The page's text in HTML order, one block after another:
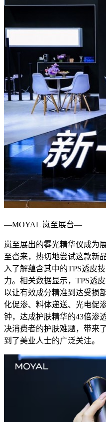
—MOYAL 岚至展台—
岚至展出的雾光精华仪成为
至沓来，热切地尝试这款新
入了解蕴含其中的TPS透皮
力。相关数据显示，TPS透
以让有效成分精准到达受损
化促渗、料体递送、光电促
钟，达成护肤精华的43倍渗
决消费者的护肤难题，带来
到了美业人士的广泛关注。